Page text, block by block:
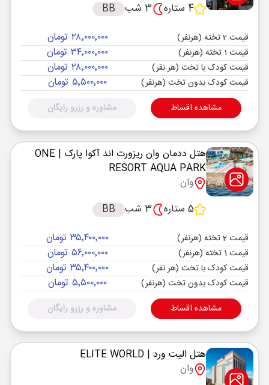
4 ستاره
3 شب BB
قیمت 2 تخته (هرنفر) ۲۸٬۰۰۰٬۰۰۰ تومان
قیمت 1 تخته (هرنفر) ۳۴٬۰۰۰٬۰۰۰ تومان
قیمت کودک با تخت (هر نفر) ۲۸٬۰۰۰٬۰۰۰ تومان
قیمت کودک بدون تخت (هرنفر) ۵٬۵۰۰٬۰۰۰ تومان
مشاهده اقساط مشاوره و رزرو رایگان
هتل ددمان وان ریزورت اند آکوا پارک
| ONE
RESORT AQUA PARK
وان
5 ستاره
3 شب BB
قیمت 2 تخته (هرنفر) ۳۵٬۴۰۰٬۰۰۰ تومان
قیمت 1 تخته (هرنفر) ۵۶٬۰۰۰٬۰۰۰ تومان
قیمت کودک با تخت (هر نفر) ۳۵٬۴۰۰٬۰۰۰ تومان
قیمت کودک بدون تخت (هرنفر) ۵٬۵۰۰٬۰۰۰ تومان
مشاهده اقساط مشاوره و رزرو رایگان
هتل الیت ورد | ELITE WORLD
وان